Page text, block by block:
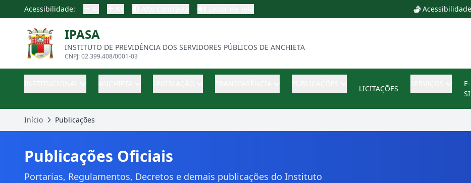
Acessibilidade: Acessibilidade
IPASA
INSTITUTO DE PREVIDÊNCIA DOS SERVIDORES PÚBLICOS DE ANCHIETA
CNPJ: 02.399.408/0001-03
LICITAÇÕES
E-
Início Publicações
Publicações Oficiais
Portarias, Regulamentos, Decretos e demais publicações do Instituto